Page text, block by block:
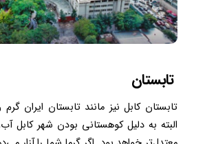
تابستان
تابستان کابل نیز مانند تابستان ایران
البته به دلیل کوهستانی بودن شهر کابل